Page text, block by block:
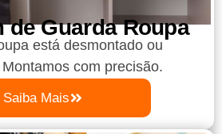
de Guarda Roupa​
está desmontado ou
com precisão.
Saiba Mais